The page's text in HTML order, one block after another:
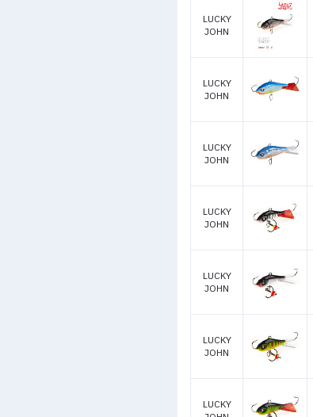
LUCKY
JOHN
LUCKY
JOHN
LUCKY
JOHN
LUCKY
JOHN
LUCKY
JOHN
LUCKY
JOHN
LUCKY